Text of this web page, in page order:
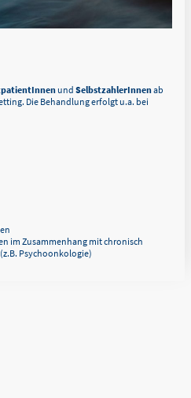
und SelbstzahlerInnenab
Die Behandlung erfolgt u.a. bei
im Zusammenhang mit chronisch
Psychoonkologie)